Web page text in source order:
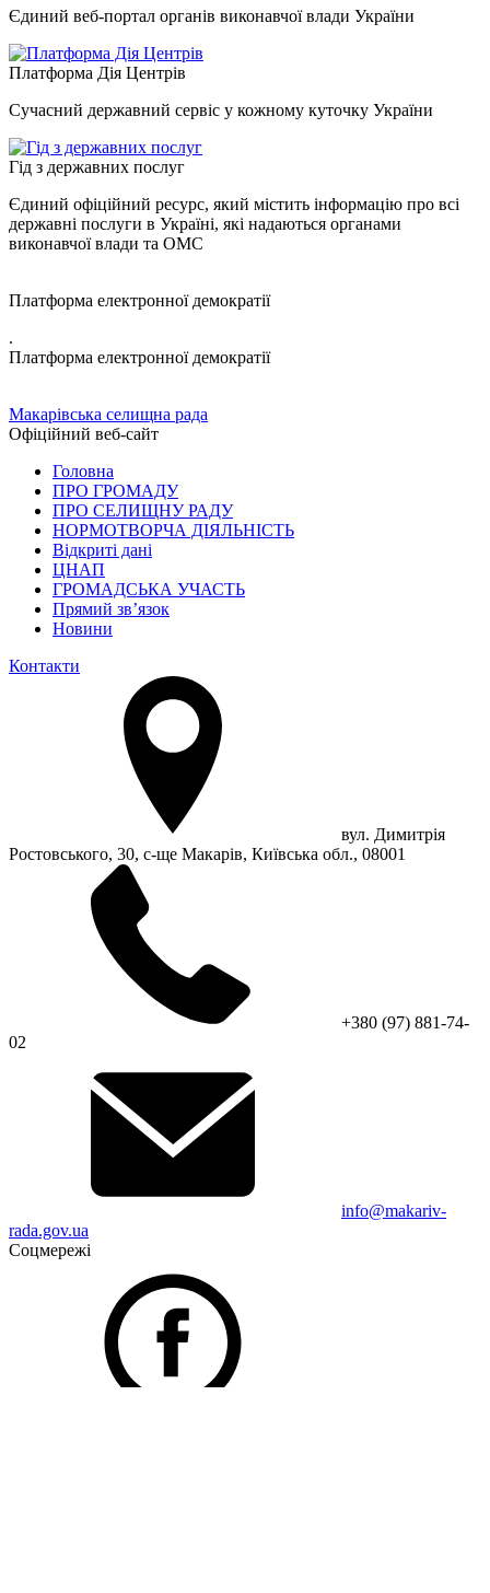
Єдиний веб-портал органів виконавчої влади України
Платформа Дія Центрів
Сучасний державний сервіс у кожному куточку України
Гід з державних послуг
Єдиний офіційний ресурс, який містить інформацію про всі
державні послуги в Україні, які надаються органами
виконавчої влади та ОМС
Платформа електронної демократії
.
Платформа електронної демократії
Макарівська селищна рада
Офіційний веб-сайт
Головна
ПРО ГРОМАДУ
ПРО СЕЛИЩНУ РАДУ
НОРМОТВОРЧА ДІЯЛЬНІСТЬ
Відкриті дані
ЦНАП
ГРОМАДСЬКА УЧАСТЬ
Прямий зв’язок
Новини
Контакти
вул. Димитрія
Ростовського, 30, с-ще Макарів, Київська обл., 08001
+380 (97) 881-74-
02
info@makariv-
rada.gov.ua
Соцмережі